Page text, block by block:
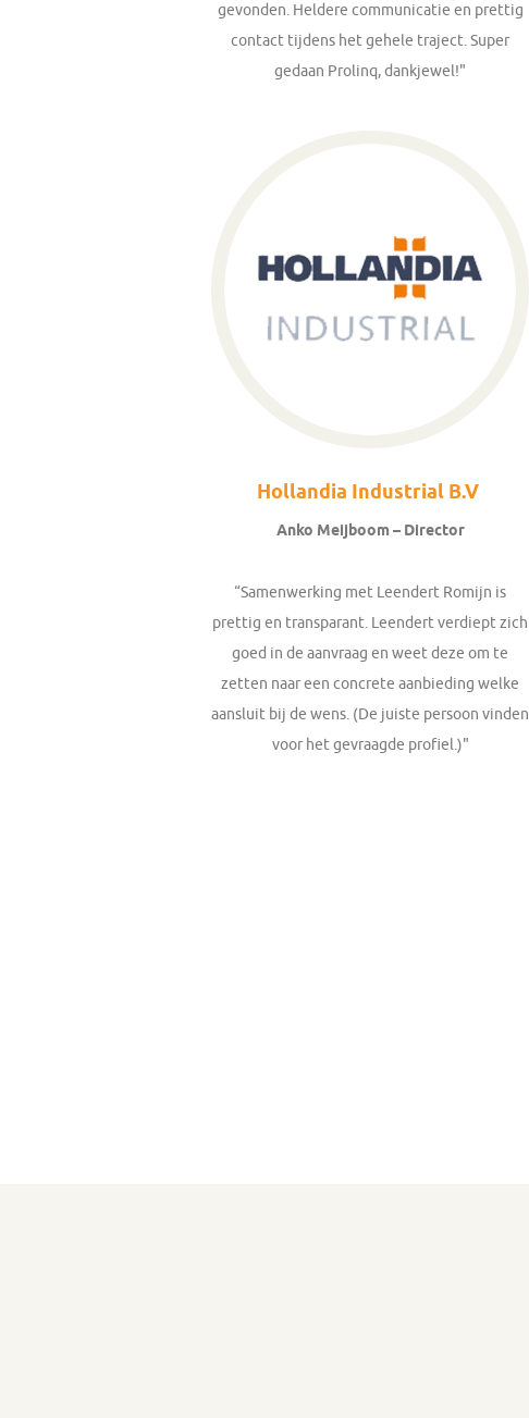
gevonden. Heldere communicatie en prettig
contact tijdens het gehele traject. Super
gedaan Prolinq, dankjewel!"
Hollandia Industrial B.V
Anko Meijboom – Director
“Samenwerking met Leendert Romijn is
prettig en transparant. Leendert verdiept zich
goed in de aanvraag en weet deze om te
zetten naar een concrete aanbieding welke
aansluit bij de wens. (De juiste persoon vinden
voor het gevraagde profiel.)"